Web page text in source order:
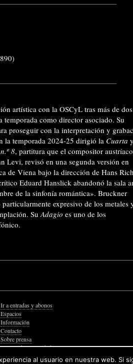
artística con la OSCyL tras más de dos
como director asociado. Su
proseguir con la interpretación y
la temporada 2024-25 dirigió la Cuarta
8, partitura que el compositor austríaco
Levi, revisó en una segunda versión en
de Viena bajo la dirección de Hans
Eduard Hanslick abandonó la sala
de la sinfonía romántica». Bruckner
expresivo de los metales
SuAdagio es uno de los
Ir a entradas y abonos
Espacios
Información
Contacto
Sobre prensa
Política de Privacidad
Política de Cookiesal usuario en nuestra web. Si